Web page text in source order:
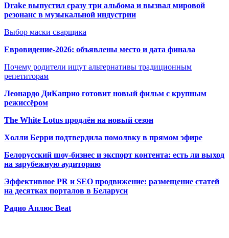
Drake выпустил сразу три альбома и вызвал мировой
резонанс в музыкальной индустрии
Выбор маски сварщика
Евровидение-2026: объявлены место и дата финала
Почему родители ищут альтернативы традиционным
репетиторам
Леонардо ДиКаприо готовит новый фильм с крупным
режиссёром
The White Lotus продлён на новый сезон
Холли Берри подтвердила помолвку в прямом эфире
Белорусский шоу-бизнес и экспорт контента: есть ли выход
на зарубежную аудиторию
Эффективное PR и SEO продвижение: размещение статей
на десятках порталов в Беларуси
Радио Аплюс Beat